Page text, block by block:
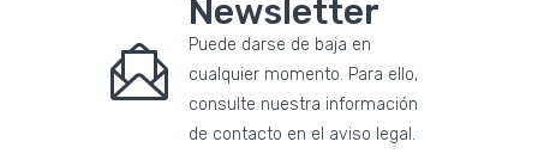
Newsletter
Puede darse de baja en
cualquier momento. Para ello,
consulte nuestra información
de contacto en el aviso legal.